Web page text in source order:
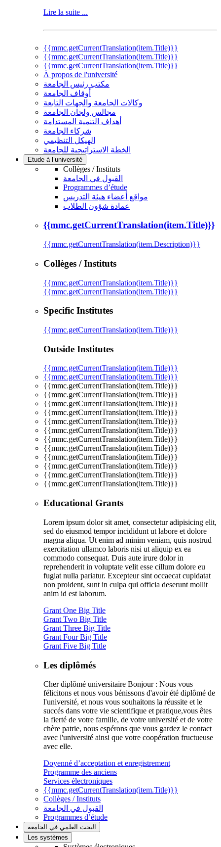
Lire la suite ...
{{mmc.getCurrentTranslation(item.Title)}}
{{mmc.getCurrentTranslation(item.Title)}}
{{mmc.getCurrentTranslation(item.Title)}}
À propos de l'université
مكتب رئيس الجامعة
أوقاف الجامعة
وكالات الجامعة والجهات التابعة
مجالس ولجان الجامعة
أهداف التنمية المستدامة
شركاء الجامعة
الهيكل التنظيمي
الخطة الاستراتيجية للجامعة
Etude à l’université
Collèges / Instituts
القبول في الجامعة
Programmes d’étude
مواقع أعضاء هيئة التدريس
عمادة شؤون الطلاب
{{mmc.getCurrentTranslation(item.Title)}}
{{mmc.getCurrentTranslation(item.Description)}}
Collèges / Instituts
{{mmc.getCurrentTranslation(item.Title)}}
{{mmc.getCurrentTranslation(item.Title)}}
Specific Institutes
{{mmc.getCurrentTranslation(item.Title)}}
Outside Institutes
{{mmc.getCurrentTranslation(item.Title)}}
{{mmc.getCurrentTranslation(item.Title)}}
{{mmc.getCurrentTranslation(item.Title)}}
{{mmc.getCurrentTranslation(item.Title)}}
{{mmc.getCurrentTranslation(item.Title)}}
{{mmc.getCurrentTranslation(item.Title)}}
{{mmc.getCurrentTranslation(item.Title)}}
{{mmc.getCurrentTranslation(item.Title)}}
{{mmc.getCurrentTranslation(item.Title)}}
{{mmc.getCurrentTranslation(item.Title)}}
{{mmc.getCurrentTranslation(item.Title)}}
{{mmc.getCurrentTranslation(item.Title)}}
{{mmc.getCurrentTranslation(item.Title)}}
{{mmc.getCurrentTranslation(item.Title)}}
Educational Grants
Lorem ipsum dolor sit amet, consectetur adipisicing elit,
sed do eiusmod tempor incididunt ut labore et dolore
magna aliqua. Ut enim ad minim veniam, quis nostrud
exercitation ullamco laboris nisi ut aliquip ex ea
commodo consequat. Duis aute irure dolor in
reprehenderit in voluptate velit esse cillum dolore eu
fugiat nulla pariatur. Excepteur sint occaecat cupidatat
non proident, sunt in culpa qui officia deserunt mollit
anim id est laborum.
Grant One Big Title
Grant Two Big Title
Grant Three Big Title
Grant Four Big Title
Grant Five Big Title
Les diplômés
Cher diplômé universitaire Bonjour : Nous vous
félicitons et nous vous bénissons d'avoir été diplômé de
l'université, et nous vous souhaitons la réussite et le
succés dans votre vie scientifique et pratique,vous êtes
la fierté de votre famille, de votre université et de votre
chère patrie, nous espérons que vous gardez le contact
avec l'université ainsi que votre coopération fructueuse
avec elle.
Doyenné d’acceptation et enregistrement
Programme des anciens
Services électroniques
{{mmc.getCurrentTranslation(item.Title)}}
Collèges / Instituts
القبول في الجامعة
Programmes d’étude
البحث العلمي في الجامعة
Les systèmes